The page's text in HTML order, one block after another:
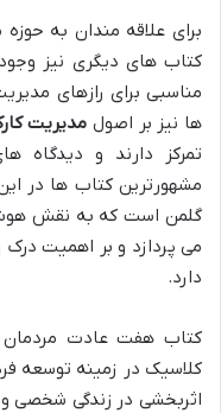
برای علاقه مندان به
کتاب های دیگری نیز
مناسبی برای رازهای
ها نیز بر اصول مدیریت
تمرکز دارند و دیدگاه
مشهورترین کتاب ها در
گلمن است که به نقش
می پردازد و بر اهمیت
دارد.
کتاب هفت عادت مردمان
کلاسیک در زمینه توسعه
اثربخشی در زندگی شخصی و